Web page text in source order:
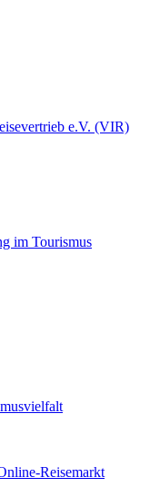
e.V. (VIR)
im Tourismus
Reisemarkt